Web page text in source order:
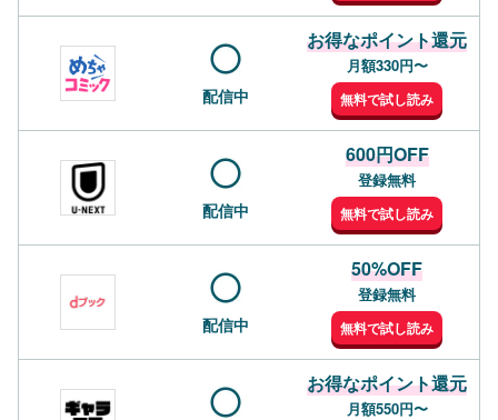
配信中
お得なポイント還元
月額330円〜
無料で試し読み
配信中
600円OFF
登録無料
無料で試し読み
配信中
50%OFF
登録無料
無料で試し読み
お得なポイント還元
月額550円〜